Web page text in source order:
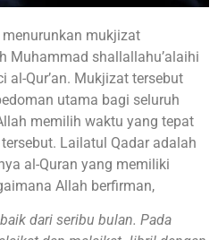
menurunkan mukjizat
Muhammad shallallahu’alaihi
al-Qur’an. Mukjizat tersebut
utama bagi seluruh
memilih waktu yang tepat
Lailatul Qadar adalah
al-Quran yang memiliki
Allah berfirman,
dari seribu bulan. Pada